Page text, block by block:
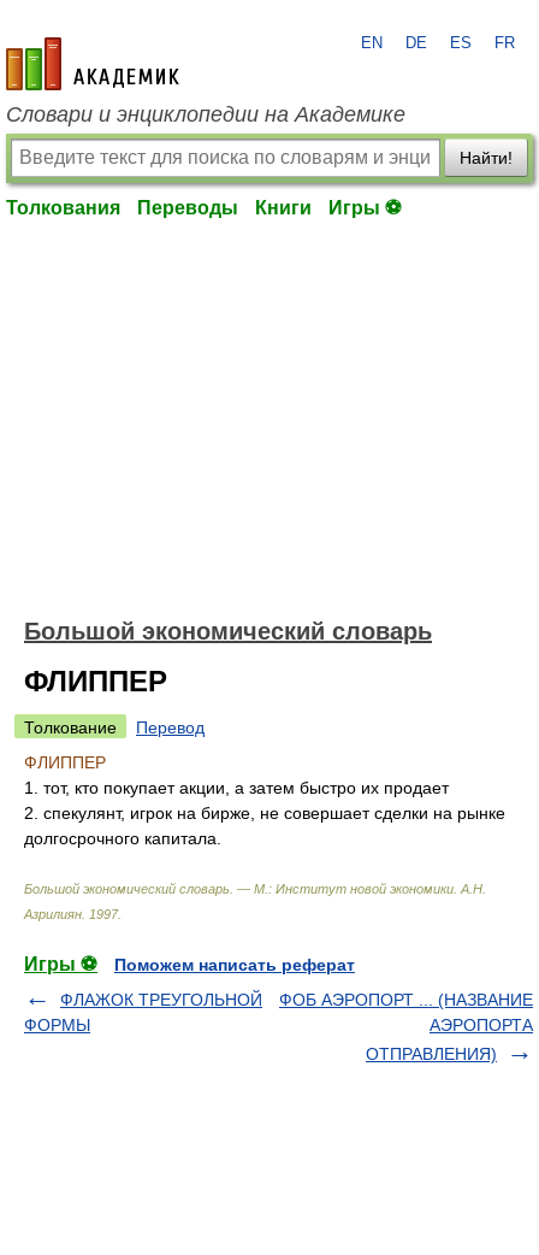
academic.ru
EN DE ES FR
Словари и энциклопедии на Академике
Найти!
Толкования Переводы Книги Игры ⚽
Большой экономический словарь
ФЛИППЕР
Толкование
Перевод
ФЛИППЕР
1. тот, кто покупает акции, а затем быстро их продает
2. спекулянт, игрок на бирже, не совершает сделки на рынке
долгосрочного капитала.
Большой экономический словарь. — М.: Институт новой экономики А.Н.
Азрилиян 1997.
Игры ⚽
Поможем написать реферат
ФЛАЖОК ТРЕУГОЛЬНОЙ
ФОРМЫ
ФОБ АЭРОПОРТ ... (НАЗВАНИЕ
АЭРОПОРТА
ОТПРАВЛЕНИЯ)